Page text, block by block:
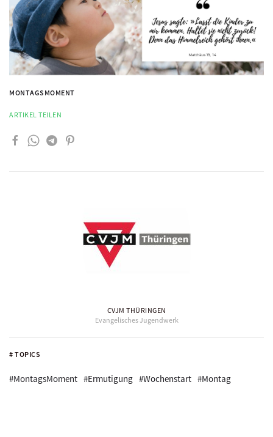
# TOPICS
#MontagsMoment #Ermutigung #Wochenstart #Montag
MONTAGSMOMENT
ARTIKEL TEILEN
CVJM THÜRINGEN
Evangelisches Jugendwerk